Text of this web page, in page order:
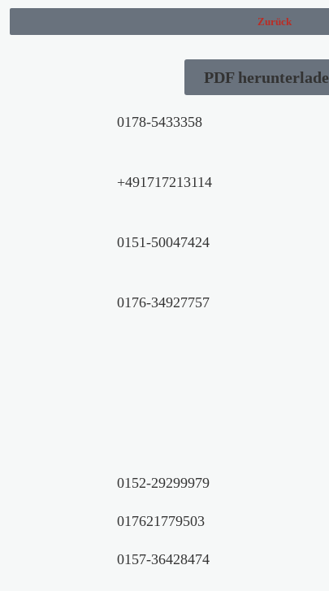
Zurück
PDF
0178-5433358
+491717213114
0151-50047424
0176-34927757
0152-29299979
017621779503
0157-36428474